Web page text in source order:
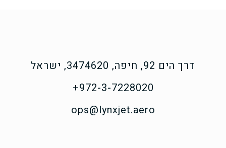
דרך הים 92, חיפה, 3474620, ישראל
972-3-7228020+
ops@lynxjet.aero